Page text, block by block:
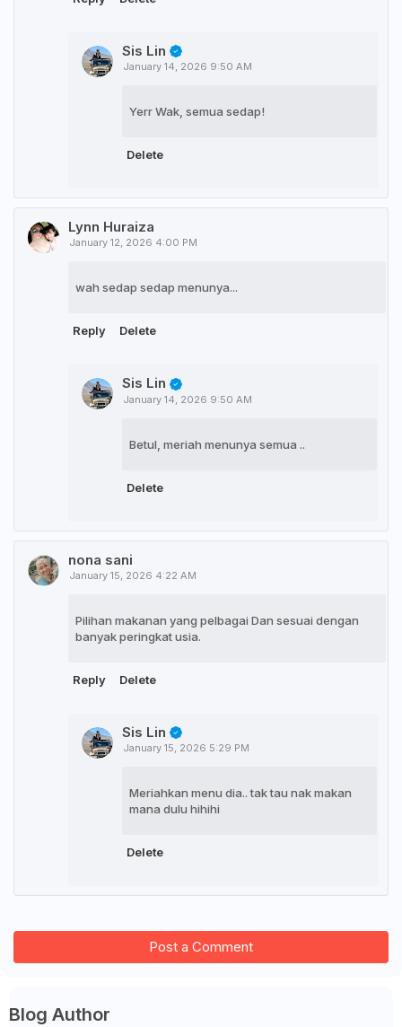
Sis Lin
January 14, 2026 9:50 AM
Yerr Wak, semua sedap!
Delete
Lynn Huraiza
January 12, 2026 4:00 PM
wah sedap sedap menunya...
Reply Delete
Sis Lin
January 14, 2026 9:50 AM
Betul, meriah menunya semua ..
Delete
nona sani
January 15, 2026 4:22 AM
Pilihan makanan yang pelbagai Dan sesuai dengan
banyak peringkat usia.
Reply Delete
Sis Lin
January 15, 2026 5:29 PM
Meriahkan menu dia.. tak tau nak makan
mana dulu hihihi
Delete
Post a Comment
Blog Author